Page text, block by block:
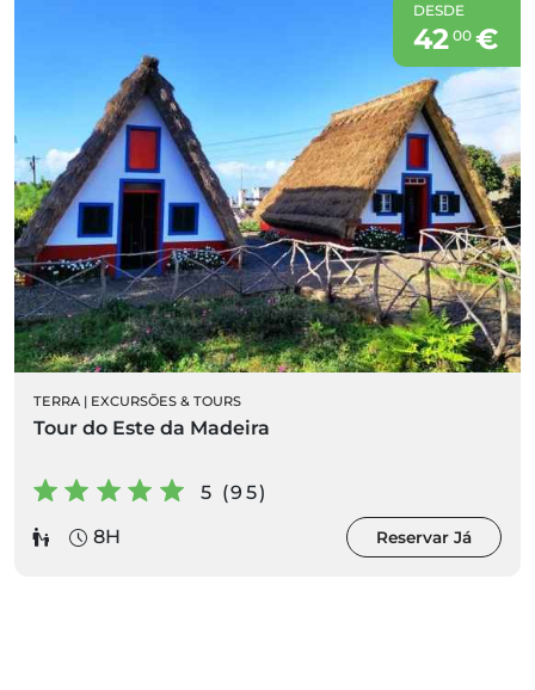
DESDE
42 00€
TERRA | EXCURSÕES & TOURS
Tour do Este da Madeira
5 (95)
8H
Reservar Já